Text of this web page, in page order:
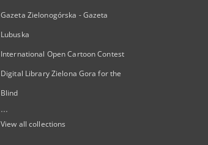
Gazeta Zielonogórska - Gazeta
Lubuska
International Open Cartoon Contest
Digital Library Zielona Gora for the
Blind
...
View all collections